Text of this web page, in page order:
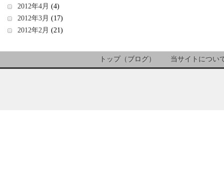
2012年4月 (4)
2012年3月 (17)
2012年2月 (21)
トップ（ブログ） 当サイトについ